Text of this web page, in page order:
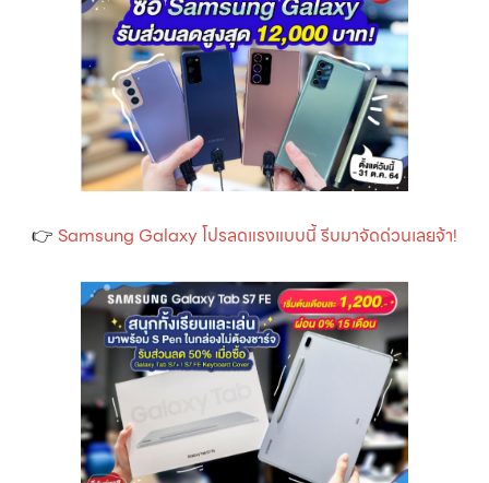
👉 Samsung Galaxy โปรลดแรงแบบนี้ รีบมาจัดด่วนเลยจ้า!